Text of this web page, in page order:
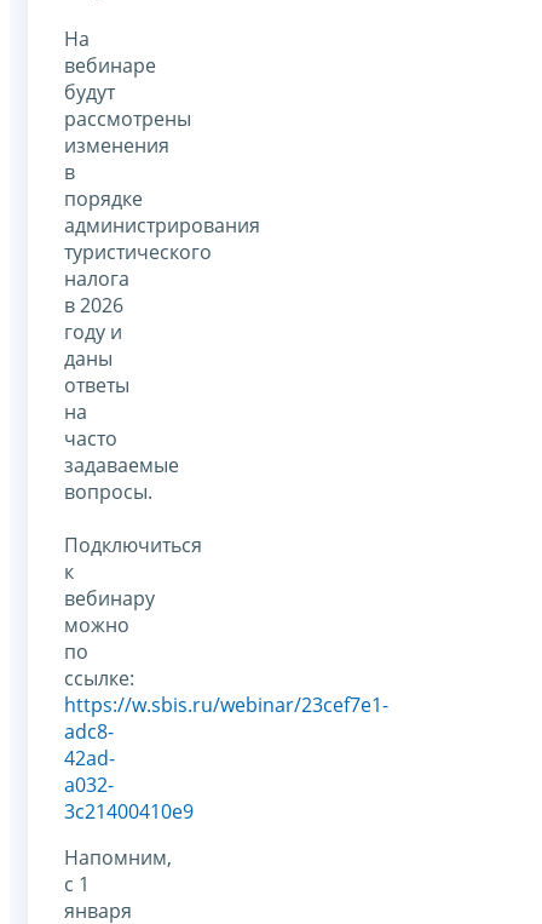
На
вебинаре
будут
рассмотрены
изменения
в
порядке
администрирования
туристического
налога
в 2026
году и
даны
ответы
на
часто
задаваемые
вопросы.
Подключиться
к
вебинару
можно
по
ссылке:
https://w.sbis.ru/webinar/23cef7e1-
adc8-
42ad-
a032-
3c21400410e9
Напомним,
с 1
января